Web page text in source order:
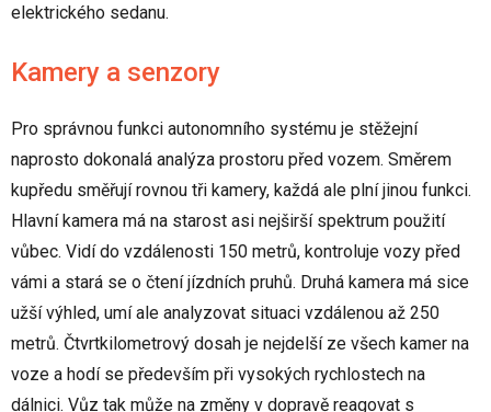
elektrického sedanu.
Kamery a senzory
Pro správnou funkci autonomního systému je stěžejní
naprosto dokonalá analýza prostoru před vozem. Směrem
kupředu směřují rovnou tři kamery, každá ale plní jinou funkci.
Hlavní kamera má na starost asi nejširší spektrum použití
vůbec. Vidí do vzdálenosti 150 metrů, kontroluje vozy před
vámi a stará se o čtení jízdních pruhů. Druhá kamera má sice
užší výhled, umí ale analyzovat situaci vzdálenou až 250
metrů. Čtvrtkilometrový dosah je nejdelší ze všech kamer na
voze a hodí se především při vysokých rychlostech na
dálnici. Vůz tak může na změny v dopravě reagovat s